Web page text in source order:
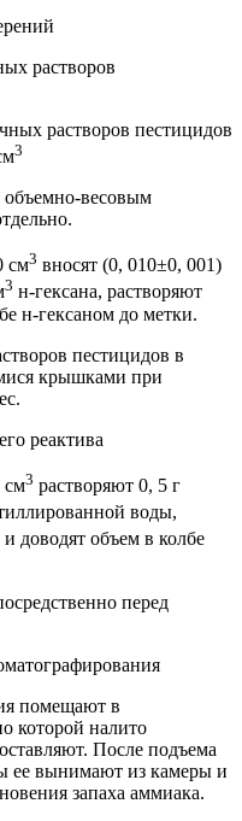
растворов
растворов пестицидов
3
объемно-весовым
см3 вносят (0, 010±0, 001)
3 н-гексана, растворяют
н-гексаном до метки.
пестицидов в
крышками при
реактива
см3 растворяют 0, 5 г
воды,
доводят объем в колбе
перед
помещают в
которой налито
После подъема
ее вынимают из камеры и
запаха аммиака.